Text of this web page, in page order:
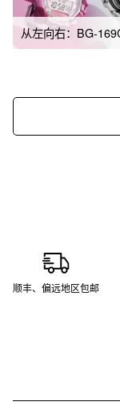
顺丰、偏远地区包邮